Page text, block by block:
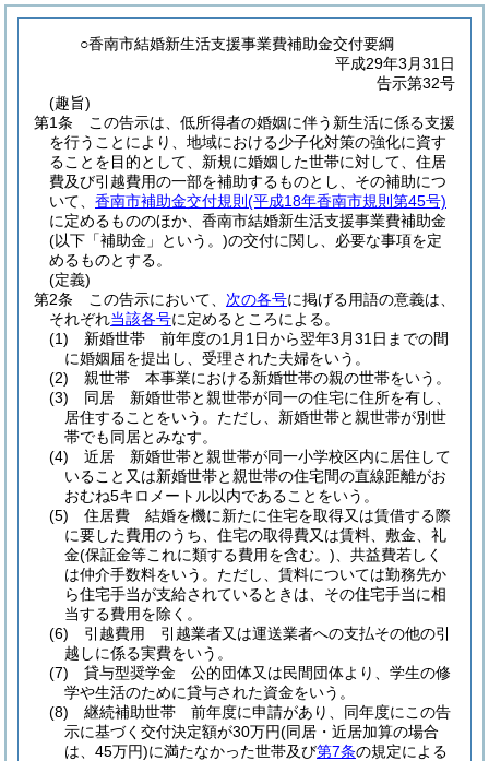
○香南市結婚新生活支援事業費補助金交付要綱
平成29年3月31日
告示第32号
(趣旨)
第1条
この告示は、低所得者の婚姻に伴う新生活に係る支援
を行うことにより、地域における少子化対策の強化に資す
ることを目的として、新規に婚姻した世帯に対して、住居
費及び引越費用の一部を補助するものとし、その補助につ
いて、 香南市補助金交付規則 (平成18年香南市規則第45号)
に定めるもののほか、香南市結婚新生活支援事業費補助金
(以下「補助金」という。)の交付に関し、必要な事項を定
めるものとする。
(定義)
第2条
この告示において、 次の各号に掲げる用語の意義は、
それぞれ当該各号に定めるところによる。
(1)
新婚世帯 前年度の1月1日から翌年3月31日までの間
に婚姻届を提出し、受理された夫婦をいう。
(2)
親世帯 本事業における新婚世帯の親の世帯をいう。
(3)
同居 新婚世帯と親世帯が同一の住宅に住所を有し、
居住することをいう。 ただし、新婚世帯と親世帯が別世
帯でも同居とみなす。
(4)
近居 新婚世帯と親世帯が同一小学校区内に居住して
いること又は新婚世帯と親世帯の住宅間の直線距離がお
おむね5キロメートル以内であることをいう。
(5)
住居費 結婚を機に新たに住宅を取得又は賃借する際
に要した費用のうち、住宅の取得費又は賃料、敷金、礼
金(保証金等これに類する費用を含む。) 、共益費若しく
は仲介手数料をいう。 ただし、賃料については勤務先か
ら住宅手当が支給されているときは、その住宅手当に相
当する費用を除く。
(6)
引越費用 引越業者又は運送業者への支払その他の引
越しに係る実費をいう。
(7)
貸与型奨学金 公的団体又は民間団体より、学生の修
学や生活のために貸与された資金をいう。
(8)
継続補助世帯 前年度に申請があり、同年度にこの告
示に基づく交付決定額が30万円(同居・近居加算の場合
は、45万円)に満たなかった世帯及び第7条の規定による